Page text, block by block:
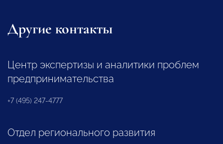
Другие контакты
Центр экспертизы и аналитики проблем
предпринимательства
+7 (495) 247-4777
Отдел регионального развития